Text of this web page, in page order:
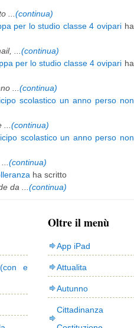
... (continua)
per lo studio classe 4 ovipariha
... (continua)
per lo studio classe 4 ovipari ha
... (continua)
scolastico un anno perso non
(continua)
scolastico un anno perso non
(continua)
ha scritto
da ... (continua)
e
Oltre il menù
App iPad
Attualita
Autunno
Cittadinanza